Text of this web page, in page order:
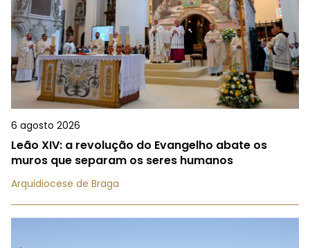
6 agosto 2026
Leão XIV: a revolução do Evangelho abate os
muros que separam os seres humanos
Arquidiocese de Braga